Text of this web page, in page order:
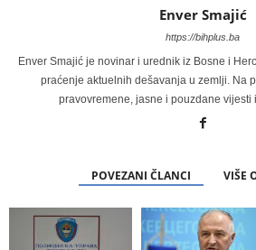
Enver Smajić
https://bihplus.ba
Enver Smajić je novinar i urednik iz Bosne i
praćenje aktuelnih dešavanja u zemlji. Na
pravovremene, jasne i pouzdane vijesti
POVEZANI ČLANCI VIŠE